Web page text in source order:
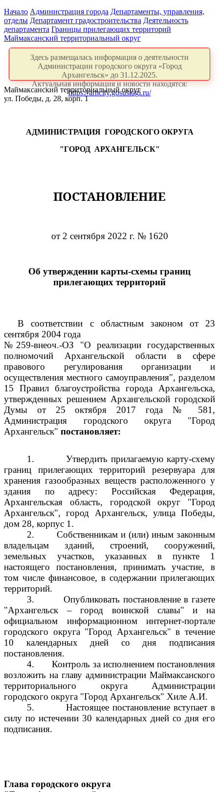
Начало Администрация города Департаменты, управления,
отделы Департамент градостроительства Деятельность
департамента Границы прилегающих территорий
Маймаксанский территориальный округ
Здесь размещалась информация о деятельности
Администрации городского округа «Город
Архангельск» до 31.12.2025.
Актуальная информация и новости находятся:
https://arhcity.gosuslugi.ru/
Маймаксанский территориальный округ
ул. Победы, д. 28, корп. 1
АДМИНИСТРАЦИЯ ГОРОДСКОГО ОКРУГА
"ГОРОД АРХАНГЕЛЬСК"
ПОСТАНОВЛЕНИЕ
от 2 сентября 2022 г. № 1620
Об утверждении карты-схемы границ
прилегающих территорий
В соответствии с областным законом от 23
сентября 2004 года
№259-внеоч.-ОЗ "О реализации государственных
полномочий Архангельской области в сфере
правового регулирования организации и
осуществления местного самоуправления", разделом
15 Правил благоустройства города Архангельска,
утвержденных решением Архангельской городской
Думы от 25 октября 2017 года № 581,
Администрация городского округа "Город
Архангельск" постановляет:
1.
Утвердить прилагаемую карту-схему
границ прилегающих территорий резервуара для
хранения газообразных веществ расположенного у
здания по адресу: Российская Федерация,
Архангельская область, городской округ "Город
Архангельск", город Архангельск, улица Победы,
дом 28, корпус 1.
2.
Собственникам и (или) иным законным
владельцам зданий, строений, сооружений,
земельных участков, указанных в пункте 1
настоящего постановления, принимать участие, в
том числе финансовое, в содержании прилегающих
территорий.
3.
Опубликовать постановление в газете
"Архангельск – город воинской славы" и на
официальном информационном интернет-портале
городского округа "Город Архангельск" в течение
10 календарных дней со дня подписания
постановления.
4.
Контроль за исполнением постановления
возложить на главу администрации Маймаксанского
территориального округа Администрации
городского округа "Город Архангельск" Хиле А.И.
5.
Настоящее постановление вступает в
силу по истечении 30 календарных дней со дня его
подписания.
Глава городского округа